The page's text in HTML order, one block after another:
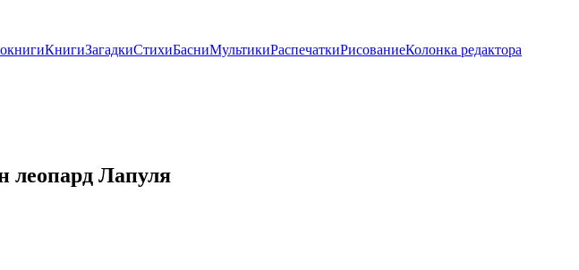
КнигиЗагадкиСтихиБасниМультикиРаспечаткиРисованиеКолонка редактора
леопард Лапуля